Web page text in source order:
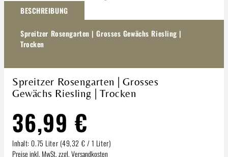
BESCHREIBUNG
Spreitzer Rosengarten | Grosses Gewächs Riesling |
Trocken
Spreitzer Rosengarten | Grosses
Gewächs Riesling | Trocken
36,99 €
Inhalt: 0.75 Liter (49,32 € / 1 Liter)
Preise inkl. MwSt. zzgl. Versandkosten